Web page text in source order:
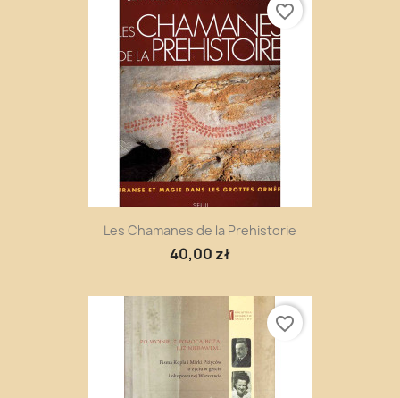
Les Chamanes de la Prehistorie
40,00 zł
favorite_border
favorite_border